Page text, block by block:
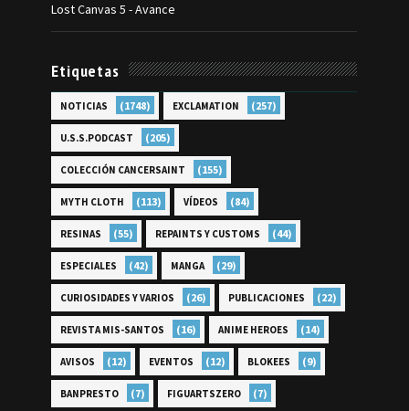
Lost Canvas 5 - Avance
Etiquetas
NOTICIAS (1748) EXCLAMATION (257)
U.S.S.PODCAST (205)
COLECCIÓN CANCERSAINT (155)
MYTH CLOTH (113) VÍDEOS (84)
RESINAS (55) REPAINTS Y CUSTOMS (44)
ESPECIALES (42) MANGA (29)
CURIOSIDADES Y VARIOS (26) PUBLICACIONES (22)
REVISTA MIS-SANTOS (16) ANIME HEROES (14)
AVISOS (12) EVENTOS (12) BLOKEES (9)
BANPRESTO (7) FIGUARTSZERO (7)